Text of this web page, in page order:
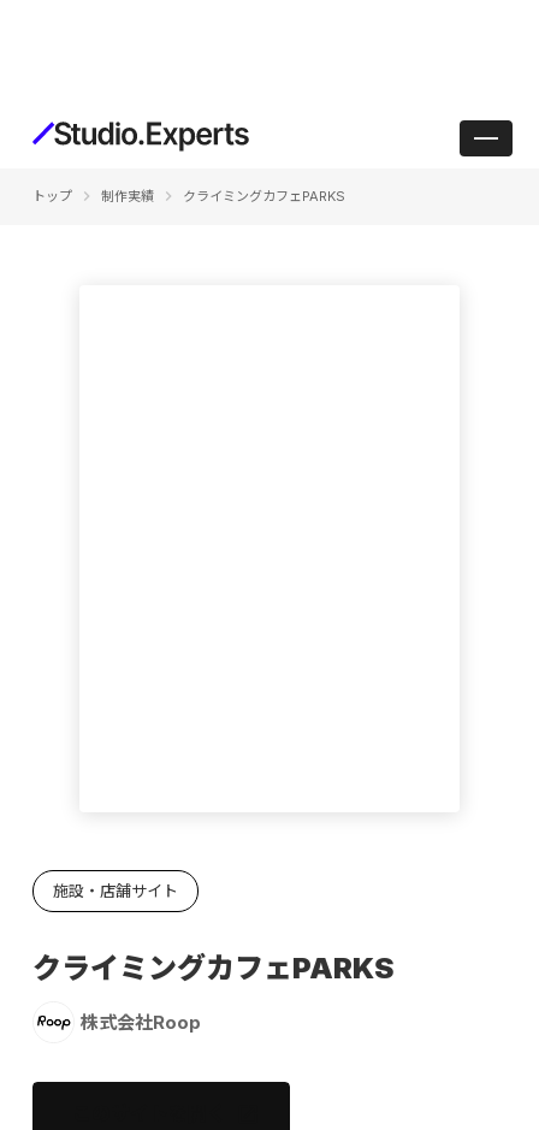
トップ keyboard_arrow_right 制作実績 keyboard_arrow_right クライミングカフェPARKS
施設・店舗サイト
クライミングカフェPARKS
株式会社Roop